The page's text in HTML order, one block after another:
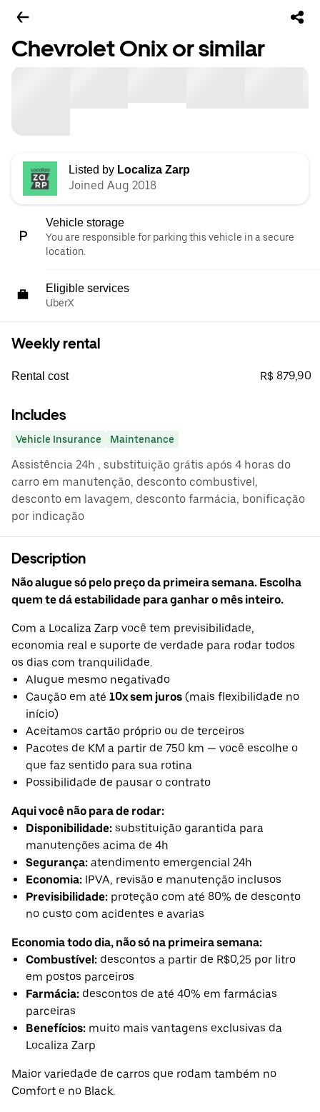
Chevrolet Onix or similar
Listed by Localiza Zarp
Joined Aug 2018
Vehicle storage
You are responsible for parking this vehicle in a secure
location.
Eligible services
UberX
Weekly rental
Rental cost R$ 879,90
Includes
Vehicle Insurance Maintenance
Assistência 24h , substituição grátis após 4 horas do
carro em manutenção, desconto combustivel,
desconto em lavagem, desconto farmácia, bonificação
por indicação
Description
Não alugue só pelo preço da primeira semana. Escolha
quem te dá estabilidade para ganhar o mês inteiro.
Com a Localiza Zarp você tem previsibilidade,
economia real e suporte de verdade para rodar todos
os dias com tranquilidade.
Alugue mesmo negativado
Caução em até 10x sem juros (mais flexibilidade no
início)
Aceitamos cartão próprio ou de terceiros
Pacotes de KM a partir de 750 km — você escolhe o
que faz sentido para sua rotina
Possibilidade de pausar o contrato
Aqui você não para de rodar:
Disponibilidade: substituição garantida para
manutenções acima de 4h
Segurança: atendimento emergencial 24h
Economia: IPVA, revisão e manutenção inclusos
Previsibilidade: proteção com até 80% de desconto
no custo com acidentes e avarias
Economia todo dia, não só na primeira semana:
Combustível: descontos a partir de R$0,25 por litro
em postos parceiros
Farmácia: descontos de até 40% em farmácias
parceiras
Benefícios: muito mais vantagens exclusivas da
Localiza Zarp
Maior variedade de carros que rodam também no
Comfort e no Black.